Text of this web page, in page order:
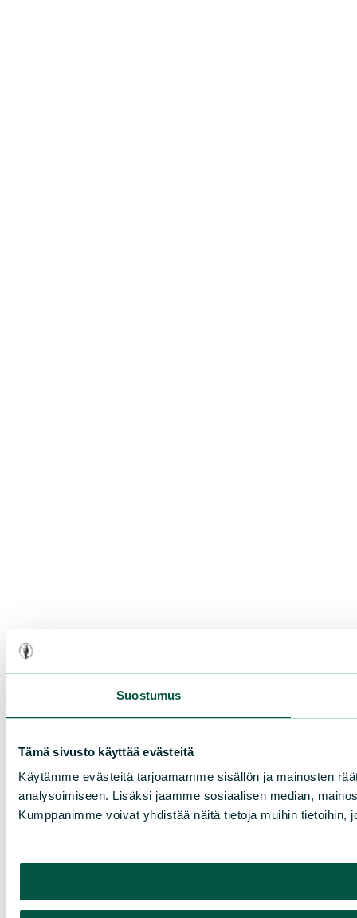
Suostumus
Tämä sivusto käyttää evästeitä
Käytämme evästeitä tarjoamamme sisällön ja mainosten
analysoimiseen. Lisäksi jaamme sosiaalisen median,
Kumppanimme voivat yhdistää näitä tietoja muihin tietoihin,